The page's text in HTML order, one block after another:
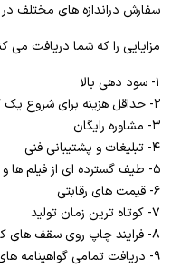
سفارش دراندازه های مختلف
مزایایی را که شما دریافت می
۱- سود دهی بالا
۲- حداقل هزینه برای شروع یک کسب و کار
۳- مشاوره رایگان
۴- تبلیغات و پشتیبانی فنی
۵- طیف گسترده ای از فیلم ها و فاکتورها
۶- قیمت های رقابتی
۷- کوتاه ترین زمان تولید
۸- فرایند چاپ روی سقف های کاذب
۹- دریافت تمامی گواهینامه های مورد نیاز